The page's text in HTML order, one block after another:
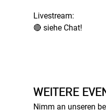
Livestream:
🔴 siehe Chat!
WEITERE
Nimm an unseren